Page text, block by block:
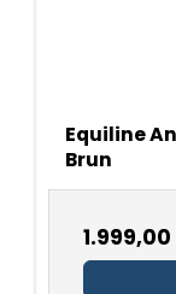
Equiline
Brun
1.999,00